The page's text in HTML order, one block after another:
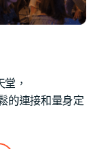
，
的連接和量身定